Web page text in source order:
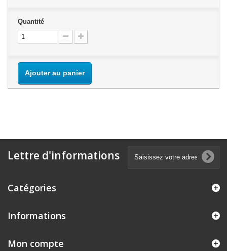
Quantité
Ajouter au panier
Lettre d'informations
Catégories
Informations
Mon compte